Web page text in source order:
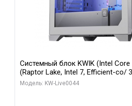
Системный блок KWIK (Intel Core
(Raptor Lake, Intel 7, Efficient-co/
модуля)/ Gigabyte RTX5070Ti
Модель: KW-Live0044